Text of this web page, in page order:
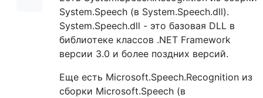
System.Speech (в System.Speech.dll).
System.Speech.dll - это базовая DLL в
библиотеке классов .NET Framework
версии 3.0 и более поздних версий.
Еще есть Microsoft.Speech.Recognition из
сборки Microsoft.Speech (в